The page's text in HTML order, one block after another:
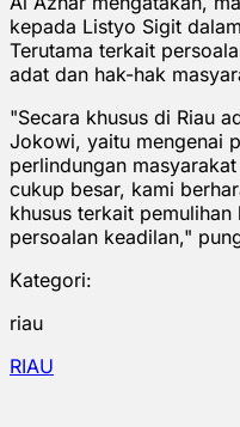
kepada Listyo Sigit
Terutama terkait
adat dan hak-hak
"Secara khusus di Riau
Jokowi, yaitu mengenai
perlindungan
cukup besar, kami
khusus terkait
persoalan keadilan,"
Kategori:
riau
RIAU